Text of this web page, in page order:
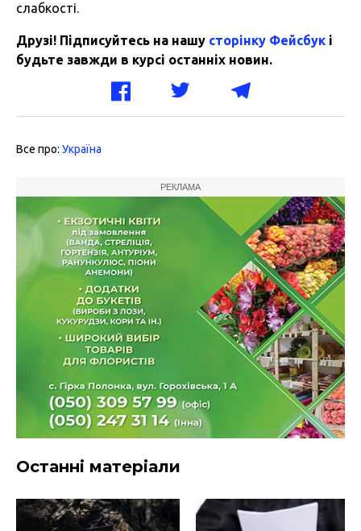
слабкості.
Друзі! Підписуйтесь на нашу сторінку Фейсбук і
будьте завжди в курсі останніх новин.
Все про: Україна
РЕКЛАМА
Останні матеріали